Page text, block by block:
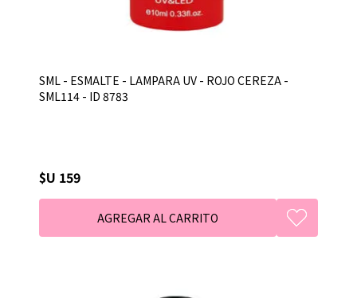
SML - ESMALTE - LAMPARA UV - ROJO CEREZA -
SML114 - ID 8783
$U 159